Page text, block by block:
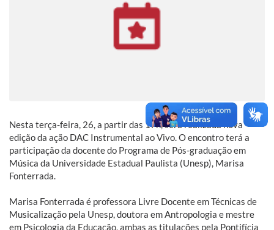
Nesta terça-feira, 26, a partir das 17h, será realizada nova
edição da ação DAC Instrumental ao Vivo. O encontro terá a
participação da docente do Programa de Pós-graduação em
Música da Universidade Estadual Paulista (Unesp), Marisa
Fonterrada.
Marisa Fonterrada é professora Livre Docente em Técnicas de
Musicalização pela Unesp, doutora em Antropologia e mestre
em Psicologia da Educação, ambas as titulações pela Pontifícia